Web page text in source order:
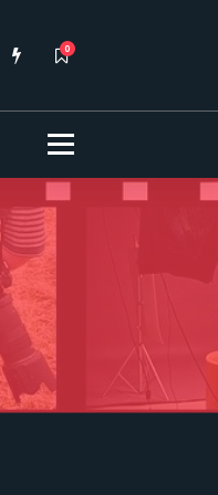
0